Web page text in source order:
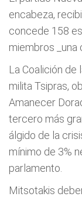
encabeza,
concede 158
miembros _una
La Coalición de
milita Tsipras,
Amanecer
tercero más
álgido de la
mínimo de 3%
parlamento.
Mitsotakis